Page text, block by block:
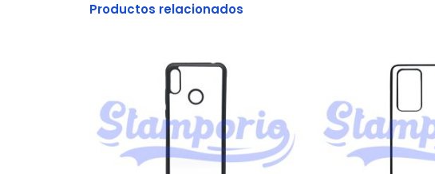
Productos relacionados
cantidad